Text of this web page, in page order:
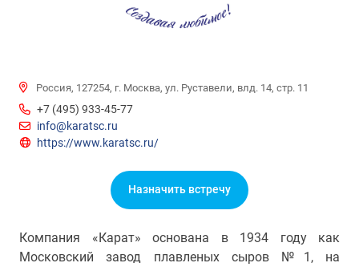
Россия, 127254, г. Москва, ул. Руставели, влд. 14, стр. 11
+7 (495) 933-45-77
info@karatsc.ru
https://www.karatsc.ru/
Назначить встречу
Компания «Карат» основана в 1934 году как
Московский завод плавленых сыров №1, на